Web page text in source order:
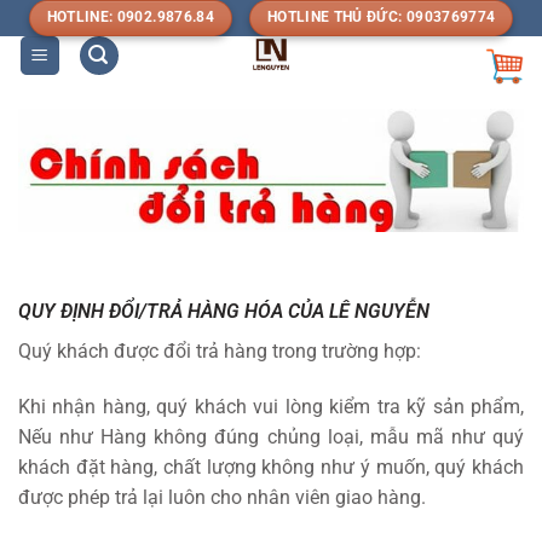
qua
nội
HOTLINE: 0902.9876.84 HOTLINE THỦ ĐỨC: 0903769774
QUY ĐỊNH ĐỔI/TRẢ HÀNG HÓA CỦA LÊ NGUYỄN
Quý khách được đổi trả hàng trong trường hợp:
Khi nhận hàng, quý khách vui lòng kiểm tra kỹ sản phẩm,
Nếu như Hàng không đúng chủng loại, mẫu mã như quý
khách đặt hàng, chất lượng không như ý muốn, quý khách
được phép trả lại luôn cho nhân viên giao hàng.